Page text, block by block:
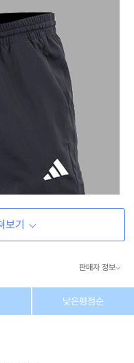
보기
판매자 정보
낮은평점순